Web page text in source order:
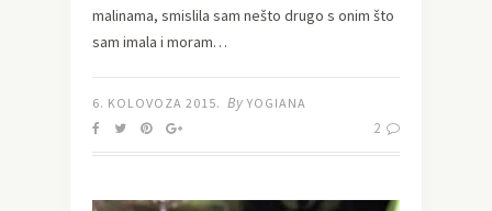
malinama, smislila sam nešto drugo s onim što
sam imala i moram…
6. KOLOVOZA 2015. By YOGIANA
2